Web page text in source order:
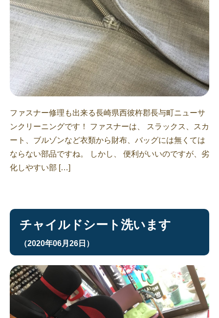
ファスナー修理も出来る長崎県西彼杵郡長与町ニューサ
ンクリーニングです！ ファスナーは、 スラックス、スカ
ート、ブルゾンなど衣類から財布、バッグには無くては
ならない部品ですね。 しかし、 便利がいいのですが、劣
化しやすい部 […]
チャイルドシート洗います
（2020年06月26日）